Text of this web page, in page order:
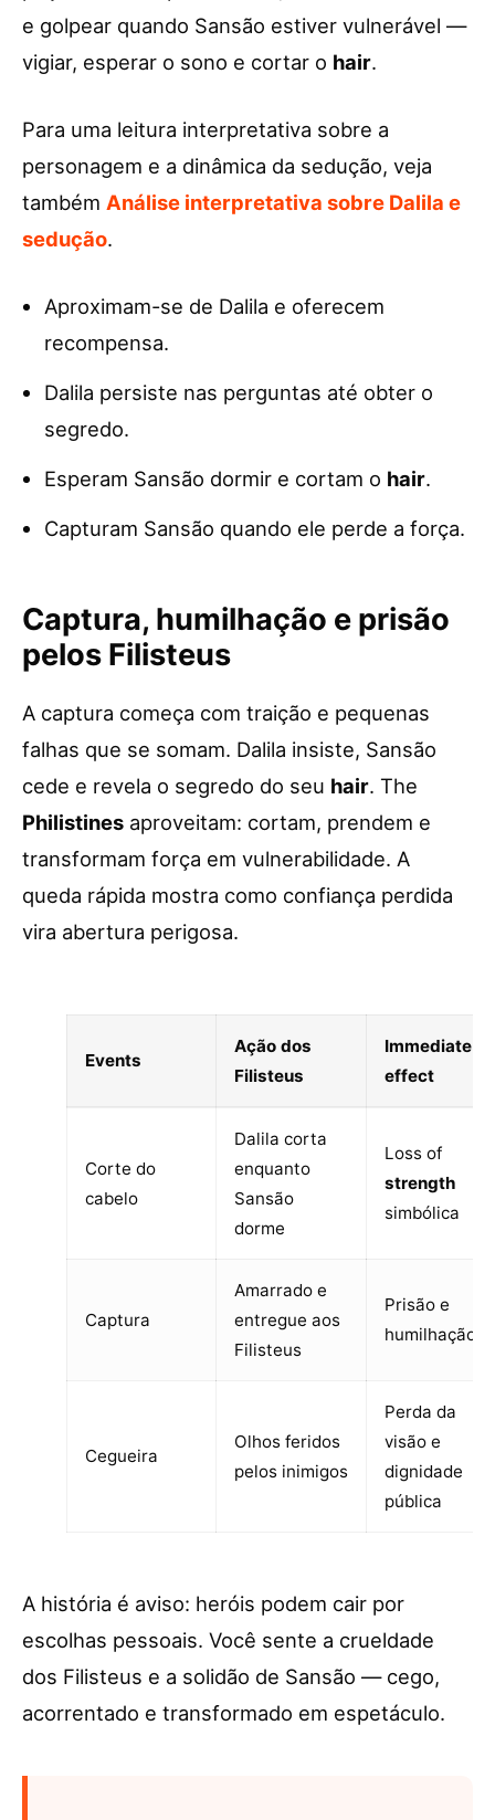
e golpear quando Sansão estiver vulnerável —
vigiar, esperar o sono e cortar o hair.
Para uma leitura interpretativa sobre a
personagem e a dinâmica da sedução, veja
também Análise interpretativa sobre Dalila e
sedução.
Aproximam-se de Dalila e oferecem
recompensa.
Dalila persiste nas perguntas até obter o
segredo.
Esperam Sansão dormir e cortam o hair.
Capturam Sansão quando ele perde a força.
Captura, humilhação e prisão
pelos Filisteus
A captura começa com traição e pequenas
falhas que se somam. Dalila insiste, Sansão
cede e revela o segredo do seu hair. The
Philistines aproveitam: cortam, prendem e
transformam força em vulnerabilidade. A
queda rápida mostra como confiança perdida
vira abertura perigosa.
Events
Ação dos
Filisteus
Immediate
effect
Corte do
cabelo
Dalila corta
enquanto
Sansão
dorme
Loss of
strength
simbólica
Captura
Amarrado e
entregue aos
Filisteus
Prisão e
humilhação
Cegueira
Olhos feridos
pelos inimigos
Perda da
visão e
dignidade
pública
A história é aviso: heróis podem cair por
escolhas pessoais. Você sente a crueldade
dos Filisteus e a solidão de Sansão — cego,
acorrentado e transformado em espetáculo.